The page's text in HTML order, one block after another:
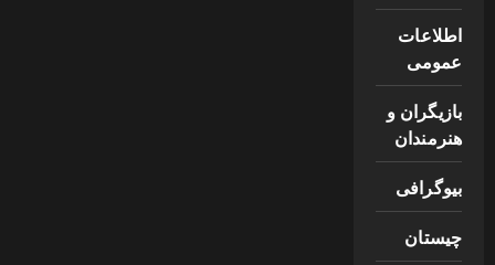
اطلاعات
عمومی
بازیگران و
هنرمندان
بیوگرافی
چیستان